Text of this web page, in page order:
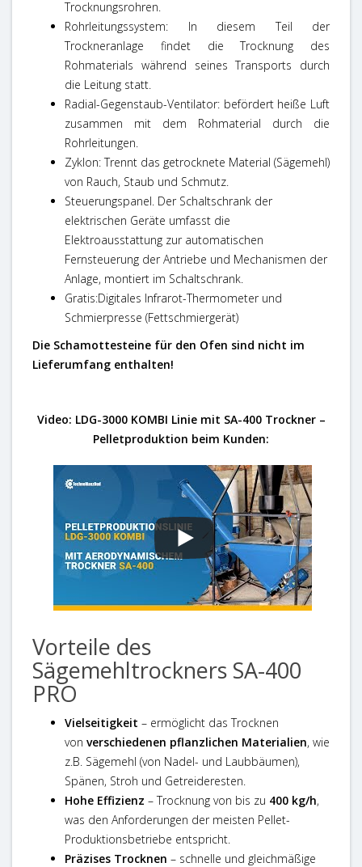
Trocknungsrohren.
Rohrleitungssystem: In diesem Teil der
Trockneranlage findet die Trocknung des
Rohmaterials während seines Transports durch
die Leitung statt.
Radial-Gegenstaub-Ventilator: befördert heiße Luft
zusammen mit dem Rohmaterial durch die
Rohrleitungen.
Zyklon: Trennt das getrocknete Material (Sägemehl)
von Rauch, Staub und Schmutz.
Steuerungspanel. Der Schaltschrank der
elektrischen Geräte umfasst die
Elektroausstattung zur automatischen
Fernsteuerung der Antriebe und Mechanismen der
Anlage, montiert im Schaltschrank.
Gratis:Digitales Infrarot-Thermometer und
Schmierpresse (Fettschmiergerät)
Die Schamottesteine für den Ofen sind nicht im
Lieferumfang enthalten!
Video: LDG-3000 KOMBI Linie mit SA-400 Trockner –
Pelletproduktion beim Kunden:
Vorteile des
Sägemehltrockners SA-400
PRO
Vielseitigkeit – ermöglicht das Trocknen
von verschiedenen pflanzlichen Materialien, wie
z.B. Sägemehl (von Nadel- und Laubbäumen),
Spänen, Stroh und Getreideresten.
Hohe Effizienz – Trocknung von bis zu 400 kg/h,
was den Anforderungen der meisten Pellet-
Produktionsbetriebe entspricht.
Präzises Trocknen – schnelle und gleichmäßige